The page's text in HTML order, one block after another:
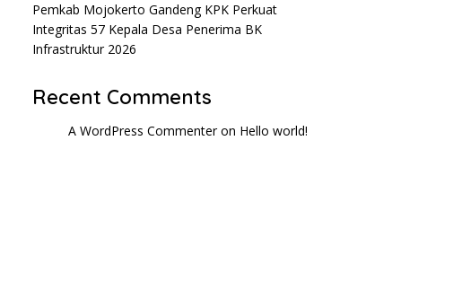
Pemkab Mojokerto Gandeng KPK Perkuat
Integritas 57 Kepala Desa Penerima BK
Infrastruktur 2026
Recent Comments
A WordPress Commenteron Hello world!